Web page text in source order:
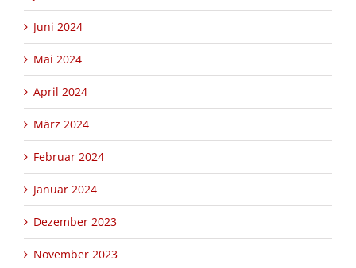
Juni 2024
Mai 2024
April 2024
März 2024
Februar 2024
Januar 2024
Dezember 2023
November 2023